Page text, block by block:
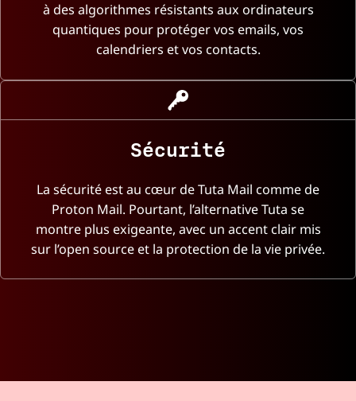
à des algorithmes résistants aux ordinateurs
quantiques pour protéger vos emails, vos
calendriers et vos contacts.
Sécurité
La sécurité est au cœur de Tuta Mail comme de
Proton Mail. Pourtant, l’alternative Tuta se
montre plus exigeante, avec un accent clair mis
sur l’open source et la protection de la vie privée.